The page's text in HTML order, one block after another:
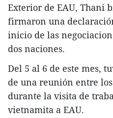
Exterior de EAU, Thani
firmaron una
inicio de las
dos naciones.
Del 5 al 6 de este mes,
de una reunión entre
durante la visita de
vietnamita a EAU.